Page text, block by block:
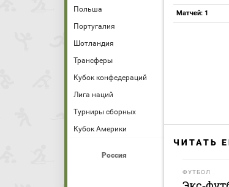
Польша
Португалия
Шотландия
Трансферы
Кубок конфедераций
Лига наций
Турниры сборных
Кубок Америки
Россия
Матчей: 1
ЧИТАТЬ
ФУТБОЛ